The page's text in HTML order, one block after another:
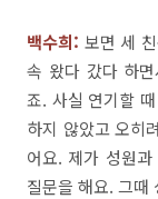
백수희: 보면 세
속 왔다 갔다 하면
죠. 사실 연기할 때
하지 않았고 오히려
어요. 제가 성원과
질문을 해요. 그때